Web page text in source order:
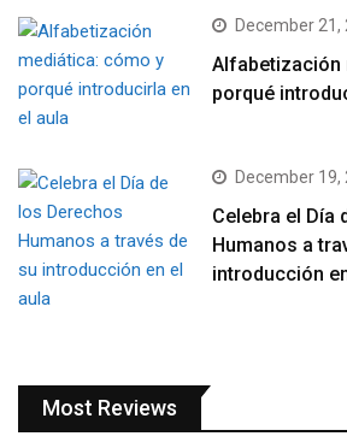
December 21,
Alfabetización
porqué
December 19,
Celebra el Día
Humanos a
introducción
Most Reviews